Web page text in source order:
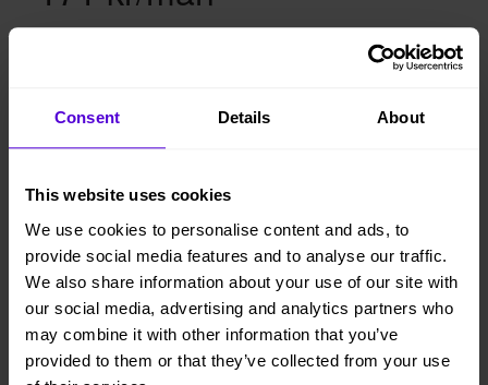
Consent Details About
This website uses cookies
We use cookies to personalise content and ads, to
provide social media features and to analyse our traffic.
We also share information about your use of our site with
our social media, advertising and analytics partners who
may combine it with other information that you’ve
provided to them or that they’ve collected from your use
månads uppsägningstid
Helt flexibelt
1 månads
uppsägningstid